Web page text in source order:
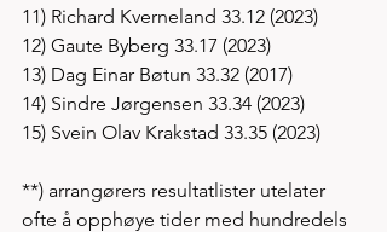
11) Richard Kverneland 33.12 (2023)
12) Gaute Byberg 33.17 (2023)
13) Dag Einar Bøtun 33.32 (2017)
14) Sindre Jørgensen 33.34 (2023)
15) Svein Olav Krakstad 33.35 (2023)
**) arrangørers resultatlister utelater
ofte å opphøye tider med hundredels